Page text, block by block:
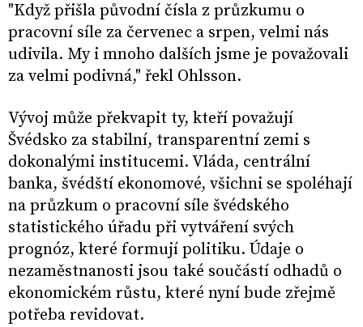
"Když přišla původní čísla z průzkumu o
pracovní síle za červenec a srpen, velmi nás
udivila. My i mnoho dalších jsme je považovali
za velmi podivná," řekl Ohlsson.
Vývoj může překvapit ty, kteří považují
Švédsko za stabilní, transparentní zemi s
dokonalými institucemi. Vláda, centrální
banka, švédští ekonomové, všichni se spoléhají
na průzkum o pracovní síle švédského
statistického úřadu při vytváření svých
prognóz, které formují politiku. Údaje o
nezaměstnanosti jsou také součástí odhadů o
ekonomickém růstu, které nyní bude zřejmě
potřeba revidovat.